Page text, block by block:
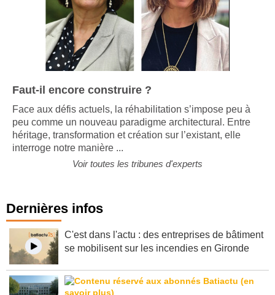
Face aux défis actuels, la réhabilitation s’impose peu à
peu comme un nouveau paradigme architectural. Entre
héritage, transformation et création sur l’existant, elle
Dernières infos
C'est dans l'actu : des entreprises de bâtiment